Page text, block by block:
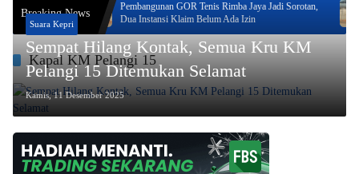
Breaking News
Program
Pembangunan GOR Tenis Rimba Jaya Jadi Sorotan,
Dua Instansi Klaim Belum Ada Izin
Kapal KM Pelangi 15
Suara Kepri
Sempat Hilang Kontak, Semua Kru KM
Pelangi 15 Ditemukan Selamat
Kamis, 11 Desember 2025